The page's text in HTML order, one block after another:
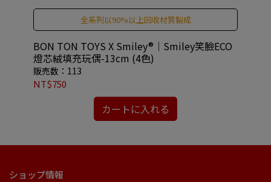
全系列以90%以上回收材質製成
BON TON TOYS X Smiley®｜Smiley笑臉ECO
燈芯絨填充玩偶-13cm (4色)
販売数：113
NT$750
カートに入れる
ショップ情報